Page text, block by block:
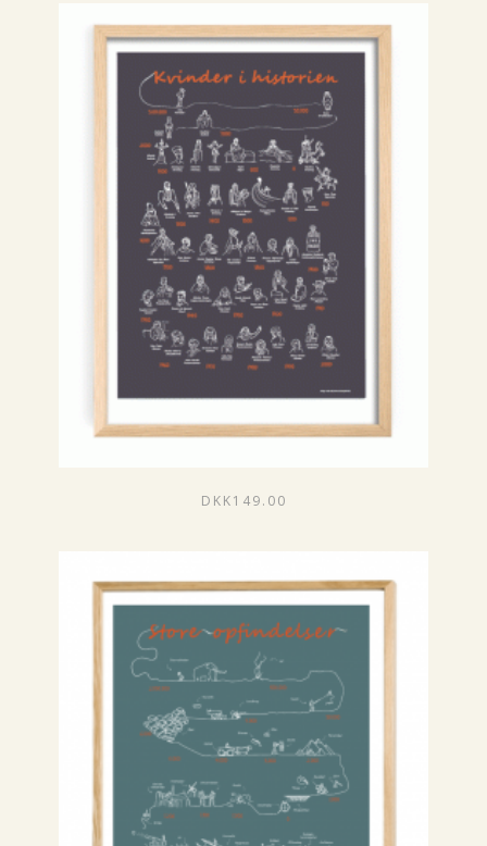
DKK149.00